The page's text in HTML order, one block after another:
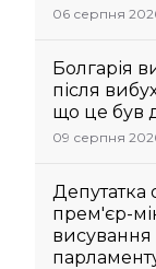
06 серпня
Болгарія
після
що це був
09 серпня
Депутатка
прем'єр-
висування